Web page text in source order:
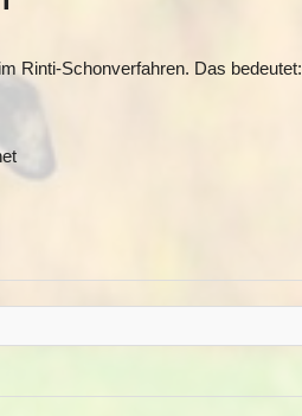
Rinti-Schonverfahren. Das bedeutet: